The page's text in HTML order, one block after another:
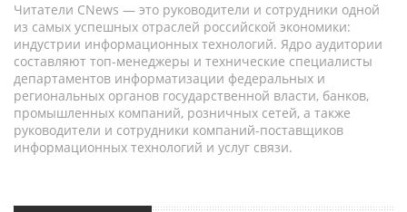
Читатели CNews — это руководители и сотрудники одной
из самых успешных отраслей российской экономики:
индустрии информационных технологий. Ядро аудитории
составляют топ-менеджеры и технические специалисты
департаментов информатизации федеральных и
региональных органов государственной власти, банков,
промышленных компаний, розничных сетей, а также
руководители и сотрудники компаний-поставщиков
информационных технологий и услуг связи.